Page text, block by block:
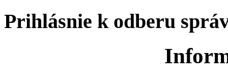
Prihlásnie k odberu